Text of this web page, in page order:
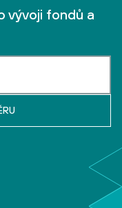
vývoji fondů a